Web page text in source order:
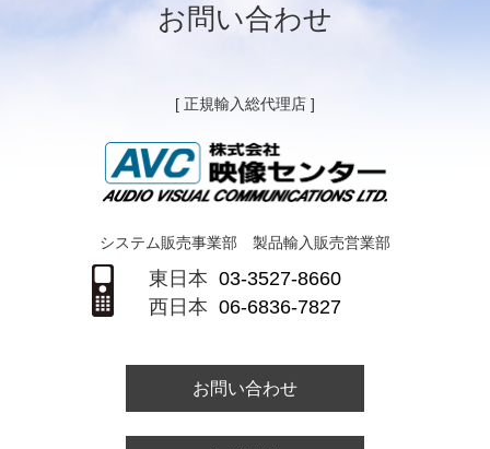
お問い合わせ
[ 正規輸入総代理店 ]
システム販売事業部 製品輸入販売営業部
東日本 03-3527-8660
西日本 06-6836-7827
お問い合わせ